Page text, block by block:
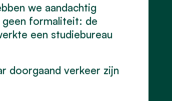
we aandachtig
geen formaliteit: de
een studiebureau
doorgaand verkeer zijn